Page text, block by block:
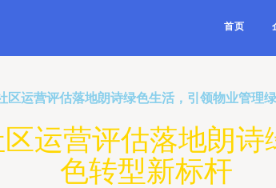
首页
区运营评估落地朗诗绿色生活，引领物业管理
运营评估落地朗
色转型新标杆